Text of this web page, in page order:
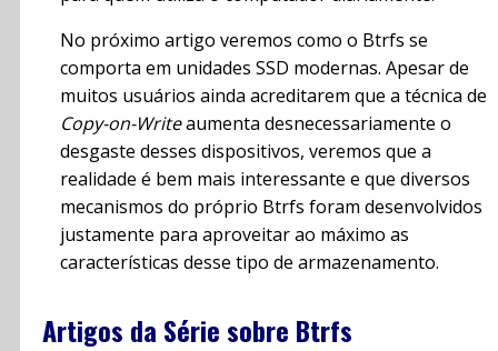
No próximo artigo veremos como o Btrfs se
comporta em unidades SSD modernas. Apesar de
muitos usuários ainda acreditarem que a técnica de
Copy-on-Writeaumenta desnecessariamente o
desgaste desses dispositivos, veremos que a
realidade é bem mais interessante e que diversos
mecanismos do próprio Btrfs foram desenvolvidos
justamente para aproveitar ao máximo as
características desse tipo de armazenamento.
Artigos da Série sobre Btrfs